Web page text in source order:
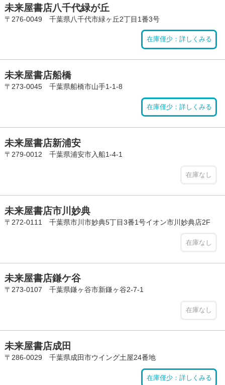
未来屋書店八千代緑が丘
〒276-0049 千葉県八千代市緑ヶ丘2丁目1番3号
在庫僅少：詳しくみる
未来屋書店船橋
〒273-0045 千葉県船橋市山手1-1-8
在庫僅少：詳しくみる
未来屋書店新浦安
〒279-0012 千葉県浦安市入船1-4-1
在庫なし
未来屋書店市川妙典
〒272-0111 千葉県市川市妙典5丁目3番1号イオン市川妙典店2F
在庫なし
未来屋書店鎌ケ谷
〒273-0107 千葉県鎌ヶ谷市新鎌ヶ谷2-7-1
在庫なし
未来屋書店成田
〒286-0029 千葉県成田市ウイング土屋24番地
在庫僅少：詳しくみる